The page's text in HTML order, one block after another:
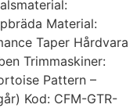
Material:
Taper Hårdvara
Trimmaskiner:
Pattern –
Kod: CFM-GTR-